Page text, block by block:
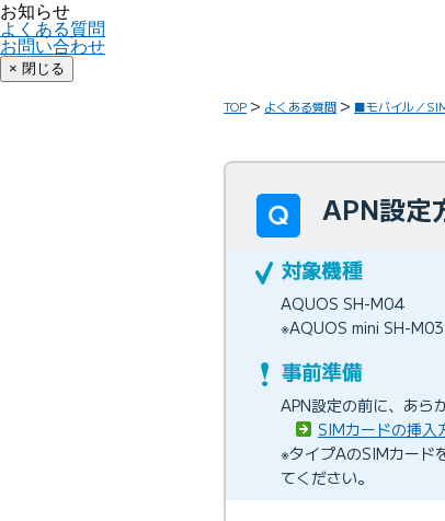
お知らせ
よくある質問
お問い合わせ
× 閉じる
TOP よくある質問 ■モバイル／
APN設
AQUOS SH-M04
※AQUOS mini SH-M03
APN設定の前に、あら
SIMカードの挿
※タイプAのSIMカード
てください。